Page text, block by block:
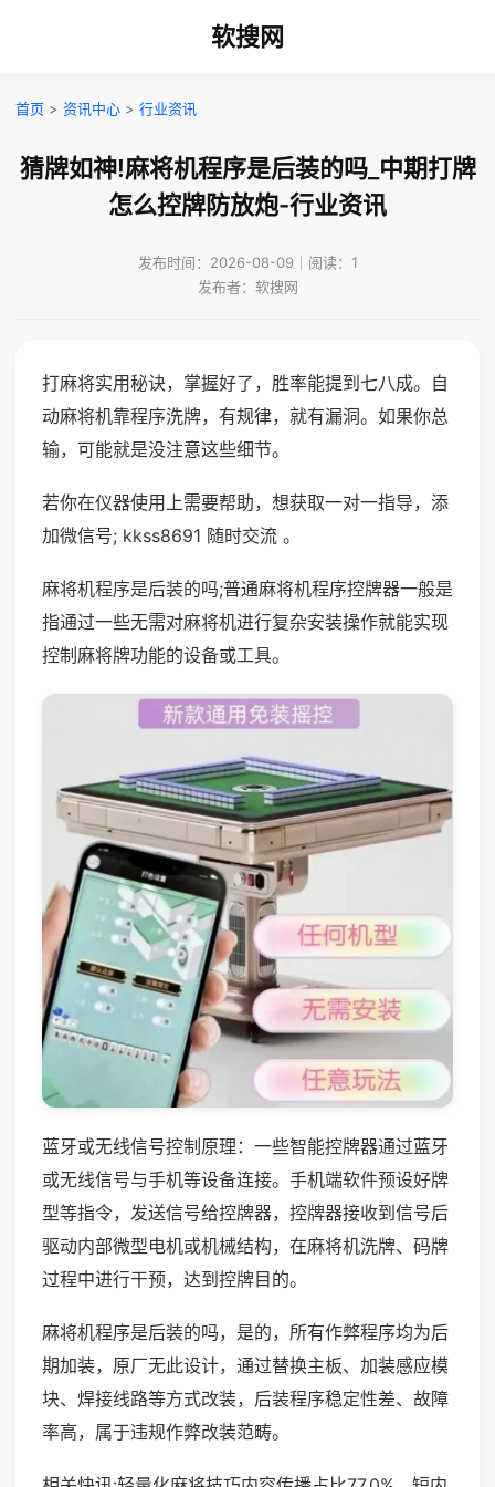
软搜网
首页 > 资讯中心 > 行业资讯
猜牌如神!麻将机程序是后装的吗_中期打牌
怎么控牌防放炮-行业资讯
发布时间：2026-08-09｜阅读：1
发布者：软搜网
打麻将实用秘诀，掌握好了，胜率能提到七八成。自
动麻将机靠程序洗牌，有规律，就有漏洞。如果你总
输，可能就是没注意这些细节。
若你在仪器使用上需要帮助，想获取一对一指导，添
加微信号; kkss8691 随时交流 。
麻将机程序是后装的吗;普通麻将机程序控牌器一般是
指通过一些无需对麻将机进行复杂安装操作就能实现
控制麻将牌功能的设备或工具。
蓝牙或无线信号控制原理：一些智能控牌器通过蓝牙
或无线信号与手机等设备连接。手机端软件预设好牌
型等指令，发送信号给控牌器，控牌器接收到信号后
驱动内部微型电机或机械结构，在麻将机洗牌、码牌
过程中进行干预，达到控牌目的。
麻将机程序是后装的吗，是的，所有作弊程序均为后
期加装，原厂无此设计，通过替换主板、加装感应模
块、焊接线路等方式改装，后装程序稳定性差、故障
率高，属于违规作弊改装范畴。